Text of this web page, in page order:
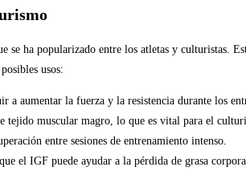
ha popularizado entre los atletas y culturistas.
usos:
a aumentar la fuerza y la resistencia durante los
tejido muscular magro, lo que es vital para el
entre sesiones de entrenamiento intenso.
el IGF puede ayudar a la pérdida de grasa